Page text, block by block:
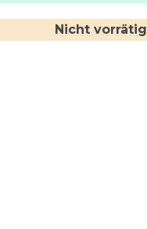
Nicht vorrätig